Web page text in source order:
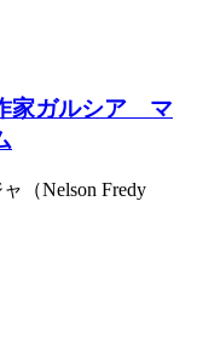
家ガルシア゠マ
（Nelson Fredy